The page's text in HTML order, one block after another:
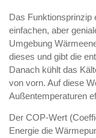
Das Funktionsprinzip
einfachen, aber
Umgebung
dieses und gibt die
Danach kühlt das
von vorn. Auf diese
Außentemperaturen
Der COP-Wert
Energie die